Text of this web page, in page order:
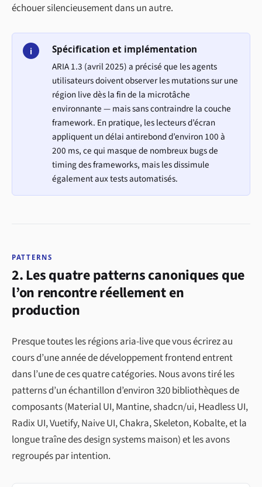
échouer silencieusement dans un autre.
i Spécification et implémentation
ARIA 1.3 (avril 2025) a précisé que les agents
utilisateurs doivent observer les mutations sur une
région live dès la fin de la microtâche
environnante — mais sans contraindre la couche
framework. En pratique, les lecteurs d’écran
appliquent un délai antirebond d’environ 100 à
200 ms, ce qui masque de nombreux bugs de
timing des frameworks, mais les dissimule
également aux tests automatisés.
PATTERNS
2. Les quatre patterns canoniques que
l’on rencontre réellement en
production
Presque toutes les régions aria-live que vous écrirez au
cours d’une année de développement frontend entrent
dans l’une de ces quatre catégories. Nous avons tiré les
patterns d’un échantillon d’environ 320 bibliothèques de
composants (Material UI, Mantine, shadcn/ui, Headless UI,
Radix UI, Vuetify, Naive UI, Chakra, Skeleton, Kobalte, et la
longue traîne des design systems maison) et les avons
regroupés par intention.